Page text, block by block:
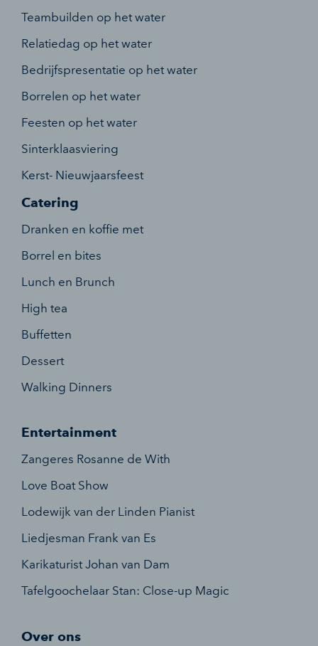
Teambuilden op het water
Relatiedag op het water
Bedrijfspresentatie op het water
Borrelen op het water
Feesten op het water
Sinterklaasviering
Kerst- Nieuwjaarsfeest
Catering
Dranken en koffie met
Borrel en bites
Lunch en Brunch
High tea
Buffetten
Dessert
Walking Dinners
Entertainment
Zangeres Rosanne de With
Love Boat Show
Lodewijk van der Linden Pianist
Liedjesman Frank van Es
Karikaturist Johan van Dam
Tafelgoochelaar Stan: Close-up Magic
Over ons